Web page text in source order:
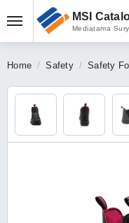
MSI
Mediatama
Home Safety Safety